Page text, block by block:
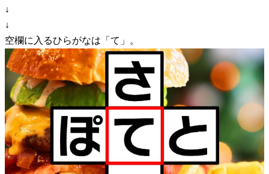
↓
↓
空欄に入るひらがなは「て」。